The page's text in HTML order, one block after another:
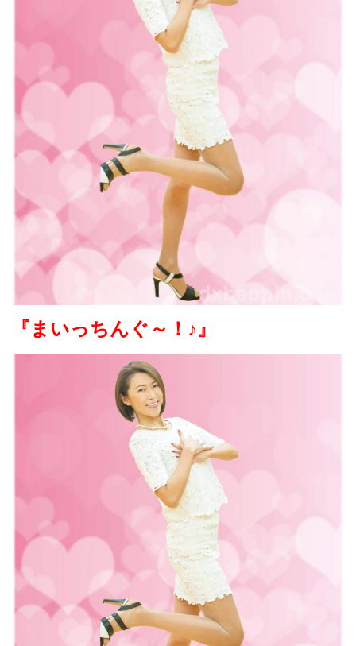
『まいっちんぐ～！ ♪』